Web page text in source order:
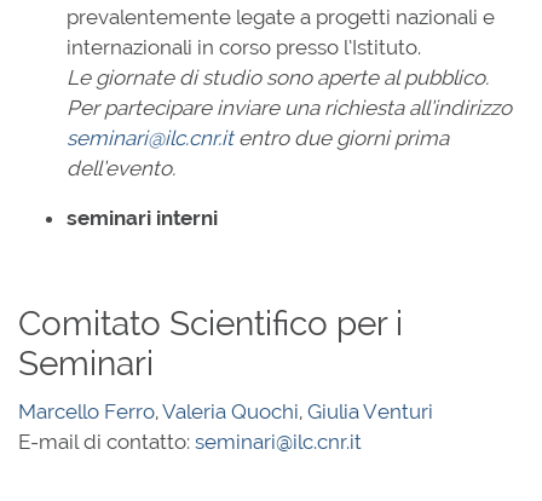
prevalentemente legate a progetti nazionali e
internazionali in corso presso l’Istituto.
Le giornate di studio sono aperte al pubblico.
Per partecipare inviare una richiesta all’indirizzo
seminari@ilc.cnr.itentro due giorni prima
dell’evento.
seminari interni
Comitato Scientifico per i
Seminari
Marcello Ferro,Valeria Quochi, Giulia Venturi
E-mail di contatto: seminari@ilc.cnr.it